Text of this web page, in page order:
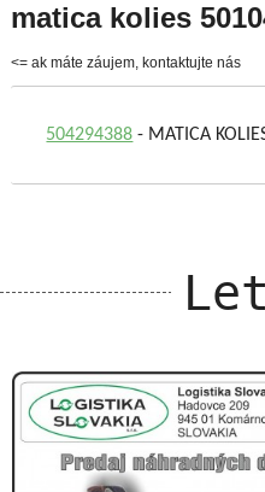
matica kolies
<= ak máte záujem, kontaktujte nás
504294388 - MATICA